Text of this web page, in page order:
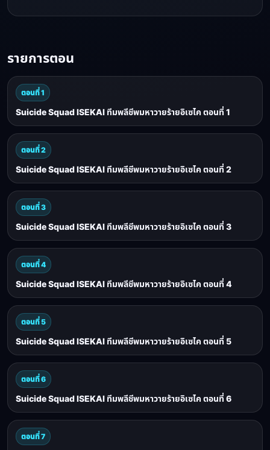
รายการตอน
ตอนที่ 1
Suicide Squad ISEKAI ทีมพลีชีพมหาวายร้ายอิเซไค ตอนที่ 1
ตอนที่ 2
Suicide Squad ISEKAI ทีมพลีชีพมหาวายร้ายอิเซไค ตอนที่ 2
ตอนที่ 3
Suicide Squad ISEKAI ทีมพลีชีพมหาวายร้ายอิเซไค ตอนที่ 3
ตอนที่ 4
Suicide Squad ISEKAI ทีมพลีชีพมหาวายร้ายอิเซไค ตอนที่ 4
ตอนที่ 5
Suicide Squad ISEKAI ทีมพลีชีพมหาวายร้ายอิเซไค ตอนที่ 5
ตอนที่ 6
Suicide Squad ISEKAI ทีมพลีชีพมหาวายร้ายอิเซไค ตอนที่ 6
ตอนที่ 7